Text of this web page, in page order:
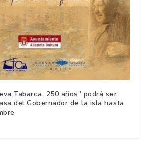
Tabarca, 250 años” podrá ser
del Gobernador de la isla hasta